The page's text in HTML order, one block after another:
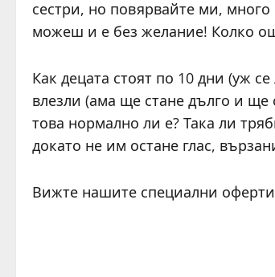
сестри, но повярвайте ми,
можеш и е без желание! Колко
Как децата стоят по 10 дни (уж
влезли (ама ще стане дълго и
това нормално ли е? Така ли
докато не им остане глас,
Вижте нашите специални